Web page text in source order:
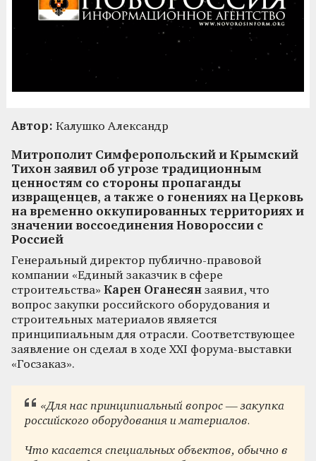
Автор: Калушко Александр
Митрополит Симферопольский и Крымский
Тихон заявил об угрозе традиционным
ценностям со стороны пропаганды
извращенцев, а также о гонениях на Церковь
на временно оккупированных территориях и
значении воссоединения Новороссии с
Россией
Генеральный директор публично-правовой
компании «Единый заказчик в сфере
строительства» Карен Оганесян заявил, что
вопрос закупки российского оборудования и
строительных материалов является
принципиальным для отрасли. Соответствующее
заявление он сделал в ходе XXI форума-выставки
«Госзаказ».
«Для нас принципиальный вопрос — закупка
российского оборудования и материалов.
Что касается специальных объектов, обычно в